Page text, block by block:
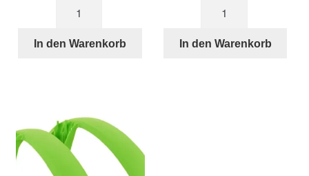
schwarze
Menge
In den Warenkorb
Schläuch
In den Warenkorb